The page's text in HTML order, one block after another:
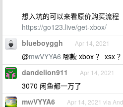
想入坑的可以来看原价购买流程
https://go123.live/get-xbox/
blueboyggh Apr 14, 2021
@mwVYYA6 哪款 xbox ？ xsx ？
dandelion911 Apr 14, 2021
3070 闲鱼都一万了
mwVYYA6 Apr 14, 2021 via